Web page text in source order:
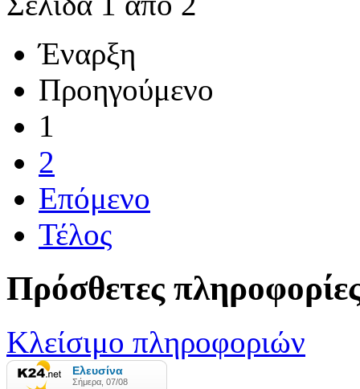
Έναρξη
Προηγούμενο
1
2
Επόμενο
Τέλος
Πρόσθετες
Κλείσιμο πληροφοριών